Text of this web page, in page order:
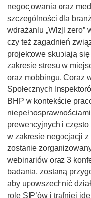
negocjowania oraz
szczególności dla
wdrażaniu „Wizji zero”
czy też zagadnień
projektowe skupiają
zakresie stresu w
oraz mobbingu. Coraz
Społecznych
BHP w kontekście
prewencyjnych i
w zakresie negocjacji z
zostanie
webinariów oraz 3
badania, zostaną
aby upowszechnić
rolę SIP’ów i trafniej